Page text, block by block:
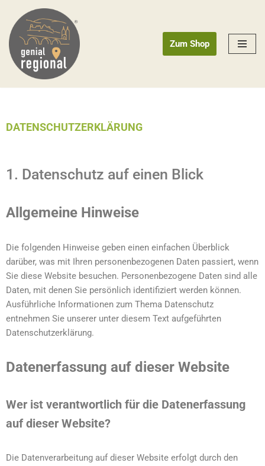
Zum
Inhalt
springen
Zum Shop
DATENSCHUTZERKLÄRUNG
1. Datenschutz auf einen Blick
Allgemeine Hinweise
Die folgenden Hinweise geben einen einfachen Überblick
darüber, was mit Ihren personenbezogenen Daten passiert, wenn
Sie diese Website besuchen. Personenbezogene Daten sind alle
Daten, mit denen Sie persönlich identifiziert werden können.
Ausführliche Informationen zum Thema Datenschutz
entnehmen Sie unserer unter diesem Text aufgeführten
Datenschutzerklärung.
Datenerfassung auf dieser Website
Wer ist verantwortlich für die Datenerfassung
auf dieser Website?
Die Datenverarbeitung auf dieser Website erfolgt durch den